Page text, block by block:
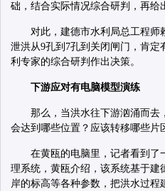
础，结合实际情况综合研判，再给
对此，建德市水利局总工程师
泄洪从9孔到7孔到关闭闸门，肯
利专家的综合研判作出决策。
下游应对有电脑模型演练
那么，当洪水往下游汹涌而去
会达到哪些位置？应该转移哪些片
在黄瓯的电脑里，记者看到了
理系统，黄瓯介绍，该系统基于建
岸的标高等各种参数，把洪水过程